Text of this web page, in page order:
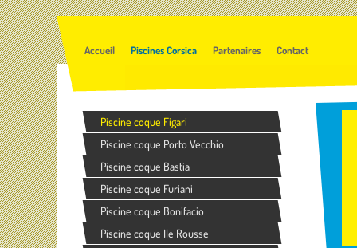
Accueil Piscines Corsica Partenaires Contact
Piscine coque Figari
Piscine coque Porto Vecchio
Piscine coque Bastia
Piscine coque Furiani
Piscine coque Bonifacio
Piscine coque Ile Rousse